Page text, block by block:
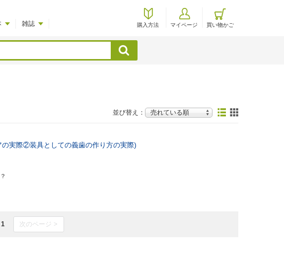
雑誌 購入方法 マイページ 買い物かご
検索
並び替え：
実際②装具としての義歯の作り方の実際)
1 次のページ >